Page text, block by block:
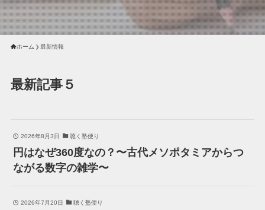
ホーム 最新情報
最新記事５
2026年8月3日 聴く塾便り
円はなぜ360度なの？〜古代メソポタミアからつ
ながる数字の雑学〜
2026年7月20日 聴く塾便り